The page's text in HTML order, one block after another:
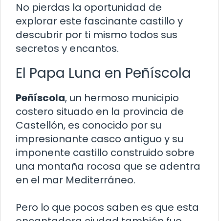
No pierdas la oportunidad de
explorar este fascinante castillo y
descubrir por ti mismo todos sus
secretos y encantos.
El Papa Luna en Peñíscola
Peñíscola, un hermoso municipio
costero situado en la provincia de
Castellón, es conocido por su
impresionante casco antiguo y su
imponente castillo construido sobre
una montaña rocosa que se adentra
en el mar Mediterráneo.
Pero lo que pocos saben es que esta